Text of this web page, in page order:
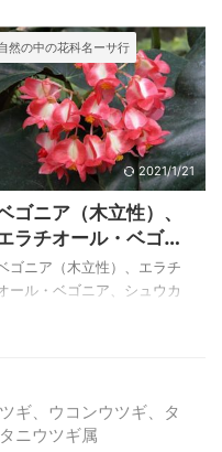
ラ（羅生門蔓）の特徴と育
方 ラショウモンカズラ（羅
門蔓） ２００６年５月２
日 ...
生える大型の１年草の水草
、葉は直径２mを超えるもの
あります。 現在、絶滅危惧
になっているオニバスは保
護されているようで、自生地
が限られているので、見るこ
とのできるところは限られて
ます。 埼玉県加須市（旧北
辺町）に自生地があるとい
ことで行って見ましたが、
は午前中に開き、午後には
ぼんでしまうようで、きれ
したもの ...
然の中の花科名ーサ行
2021/1/21
ゴニア（木立性）、
ラチオール・ベゴニ
ゴニア（木立性）、エラチ
ール・ベゴニア、シュウカ
の改良が盛んにおこなわれ
園芸品種もかなり多くある
ギ、ウコンウツギ、タ
ニウツギ属